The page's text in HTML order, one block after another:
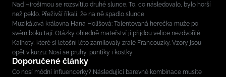
Nad Hirošimou se rozsvítilo druhé slunce. To, co následovalo, bylo horší
než peklo. Přeživší říkali, že na ně spadlo slunce
Muzikálová královna Hana Holišová: Talentovaná herečka muže po
svém boku tají. Otázky ohledně mateřství jí přijdou velice nezdvořilé
Kalhoty, které si letošní léto zamilovaly zralé Francouzky. Vzory jsou
opět v kurzu: Nosí se pruhy, puntíky i kostky
Doporučené články
Co nosí módní influencerky? Následující barevné kombinace musíte